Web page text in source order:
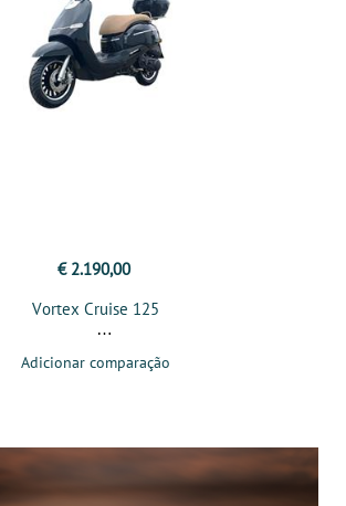
€ 2.190,00
Vortex Cruise 125
Adicionar comparação